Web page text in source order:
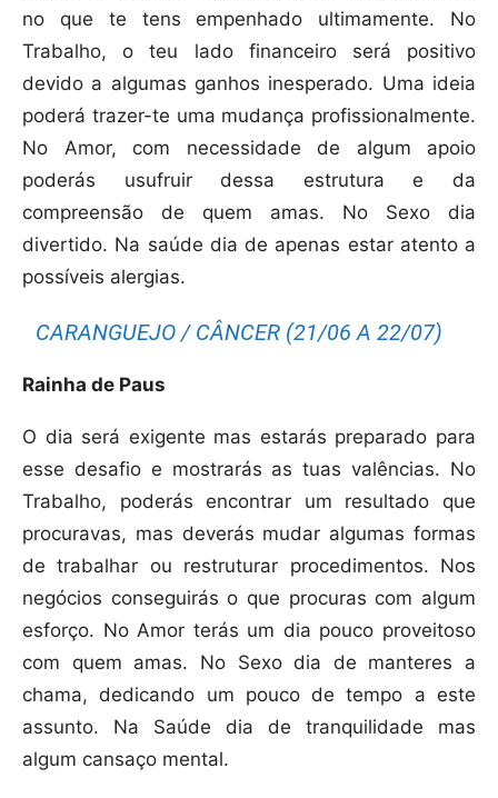
no que te tens empenhado ultimamente. No
Trabalho, o teu lado financeiro será positivo
devido a algumas ganhos inesperado. Uma ideia
poderá trazer-te uma mudança profissionalmente.
No Amor, com necessidade de algum apoio
poderás usufruir dessa estrutura e da
compreensão de quem amas. No Sexo dia
divertido. Na saúde dia de apenas estar atento a
possíveis alergias.
CARANGUEJO / CÂNCER (21/06 A 22/07)
Rainha de Paus
O dia será exigente mas estarás preparado para
esse desafio e mostrarás as tuas valências. No
Trabalho, poderás encontrar um resultado que
procuravas, mas deverás mudar algumas formas
de trabalhar ou restruturar procedimentos. Nos
negócios conseguirás o que procuras com algum
esforço. No Amor terás um dia pouco proveitoso
com quem amas. No Sexo dia de manteres a
chama, dedicando um pouco de tempo a este
assunto. Na Saúde dia de tranquilidade mas
algum cansaço mental.